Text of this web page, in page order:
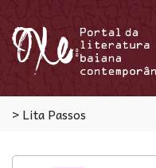
>Lita Passos